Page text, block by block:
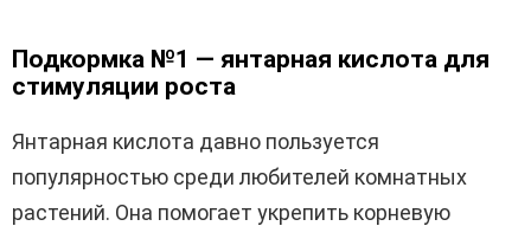
Подкормка №1 — янтарная кислота для
стимуляции роста
Янтарная кислота давно пользуется
популярностью среди любителей комнатных
растений. Она помогает укрепить корневую